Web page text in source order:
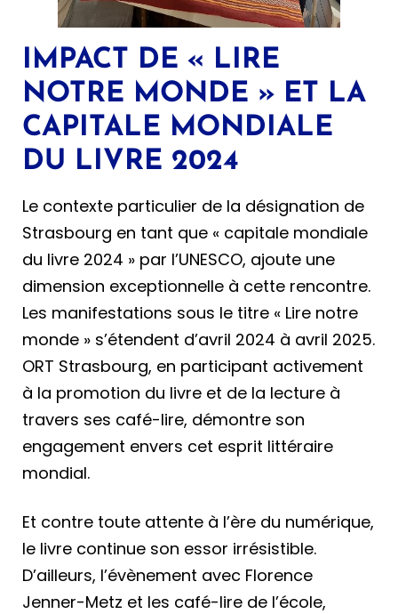
IMPACT DE « LIRE
NOTRE MONDE » ET LA
CAPITALE MONDIALE
DU LIVRE 2024
Le contexte particulier de la désignation de
Strasbourg en tant que « capitale mondiale
du livre 2024 » par l’UNESCO, ajoute une
dimension exceptionnelle à cette rencontre.
Les manifestations sous le titre « Lire notre
monde » s’étendent d’avril 2024 à avril 2025.
ORT Strasbourg, en participant activement
à la promotion du livre et de la lecture à
travers ses café-lire, démontre son
engagement envers cet esprit littéraire
mondial.
Et contre toute attente à l’ère du numérique,
le livre continue son essor irrésistible.
D’ailleurs, l’évènement avec Florence
Jenner-Metz et les café-lire de l’école,